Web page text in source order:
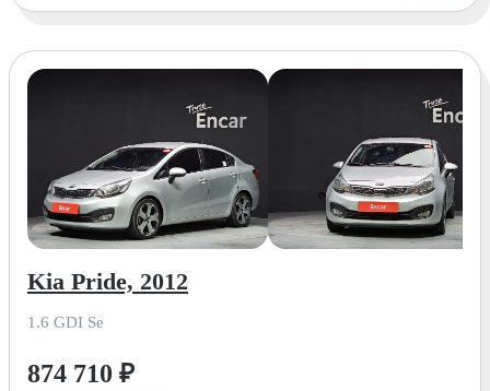
Kia Pride, 2012
1.6 GDI Se
874 710 ₽